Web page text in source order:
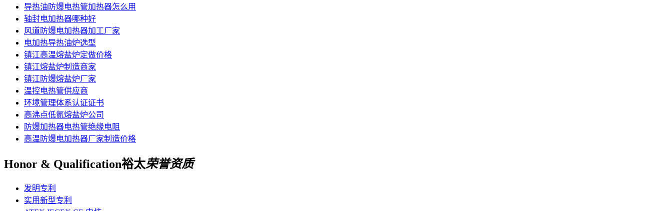
导热油防爆电热管加热器怎么用
轴封电加热器哪种好
风道防爆电加热器加工厂家
电加热导热油炉选型
镇江高温熔盐炉定做价格
镇江熔盐炉制造商家
镇江防爆熔盐炉厂家
温控电热管供应商
环境管理体系认证证书
高沸点低氮熔盐炉公司
防爆加热器电热管绝缘电阻
高温防爆电加热器厂家制造价格
Honor & Qualification裕太荣誉资质
发明专利
实用新型专利